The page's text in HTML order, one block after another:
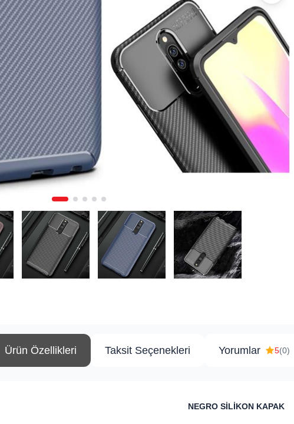
Ürün Özellikleri Taksit Seçenekleri Yorumlar 5(0)
​NEGRO SİLİKON KAPAK